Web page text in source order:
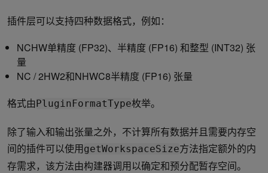
插件层可以支持四种数据格式，例如：
NCHW单精度 (FP32)、半精度 (FP16) 和整型 (INT32) 张
量
NC / 2HW2和NHWC8半精度 (FP16) 张量
格式由PluginFormatType枚举。
除了输入和输出张量之外，不计算所有数据并且需要内存空
间的插件可以使用getWorkspaceSize方法指定额外的内
存需求，该方法由构建器调用以确定和预分配暂存空间。